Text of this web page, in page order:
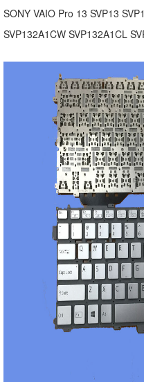
SONY VAIO Pro 13 SVP13
SVP132A1CW SVP132A1CL